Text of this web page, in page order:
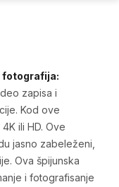
fotografija:
zapisa i
Kod ove
ili HD. Ove
jasno zabeleženi,
Ova špijunska
i fotografisanje